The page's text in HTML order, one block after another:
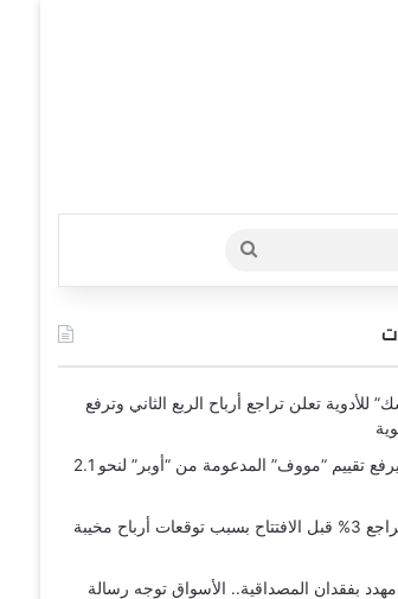
بحث
عن
للأدوية تعلن تراجع أرباح الربع الثاني وترفع
تمويل جديد يرفع تقييم “مووف” المدعومة من “أوبر” لنحو 2.1
أسهم أوبر تتراجع 3% قبل الافتتاح بسبب توقعات أرباح مخيبة
بفقدان المصداقية.. الأسواق توجه رسالة